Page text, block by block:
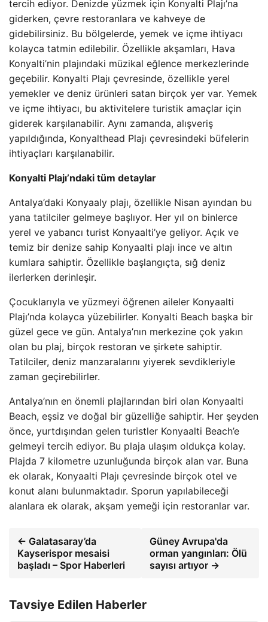
tercih ediyor. Denizde yüzmek için Konyalti Plajı’na
giderken, çevre restoranlara ve kahveye de
gidebilirsiniz. Bu bölgelerde, yemek ve içme ihtiyacı
kolayca tatmin edilebilir. Özellikle akşamları, Hava
Konyalti’nin plajındaki müzikal eğlence merkezlerinde
geçebilir. Konyalti Plajı çevresinde, özellikle yerel
yemekler ve deniz ürünleri satan birçok yer var. Yemek
ve içme ihtiyacı, bu aktivitelere turistik amaçlar için
giderek karşılanabilir. Aynı zamanda, alışveriş
yapıldığında, Konyalthead Plajı çevresindeki büfelerin
ihtiyaçları karşılanabilir.
Konyalti Plajı’ndaki tüm detaylar
Antalya’daki Konyaaly plajı, özellikle Nisan ayından bu
yana tatilciler gelmeye başlıyor. Her yıl on binlerce
yerel ve yabancı turist Konyaalti’ye geliyor. Açık ve
temiz bir denize sahip Konyaalti plajı ince ve altın
kumlara sahiptir. Özellikle başlangıçta, sığ deniz
ilerlerken derinleşir.
Çocuklarıyla ve yüzmeyi öğrenen aileler Konyaalti
Plajı’nda kolayca yüzebilirler. Konyalti Beach başka bir
güzel gece ve gün. Antalya’nın merkezine çok yakın
olan bu plaj, birçok restoran ve şirkete sahiptir.
Tatilciler, deniz manzaralarını yiyerek sevdikleriyle
zaman geçirebilirler.
Antalya’nın en önemli plajlarından biri olan Konyaalti
Beach, eşsiz ve doğal bir güzelliğe sahiptir. Her şeyden
önce, yurtdışından gelen turistler Konyaalti Beach’e
gelmeyi tercih ediyor. Bu plaja ulaşım oldukça kolay.
Plajda 7 kilometre uzunluğunda birçok alan var. Buna
ek olarak, Konyaalti Plajı çevresinde birçok otel ve
konut alanı bulunmaktadır. Sporun yapılabileceği
alanlara ek olarak, akşam yemeği için restoranlar var.
← Galatasaray’da
Kayserispor mesaisi
başladı – Spor Haberleri
Güney Avrupa'da
orman yangınları: Ölü
sayısı artıyor →
Tavsiye Edilen Haberler